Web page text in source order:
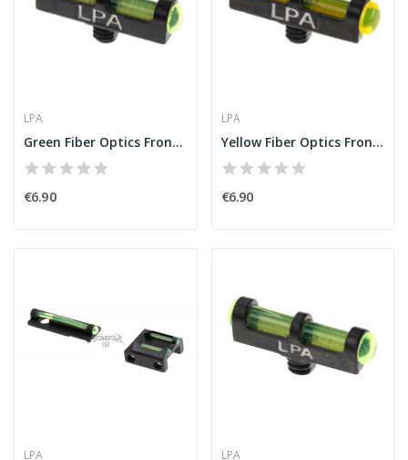
LPA
Green Fiber Optics Front Sight for 2,6 MA...
€6.90
LPA
Yellow Fiber Optics Front Sight for 2,6 MA...
€6.90
LPA LPA